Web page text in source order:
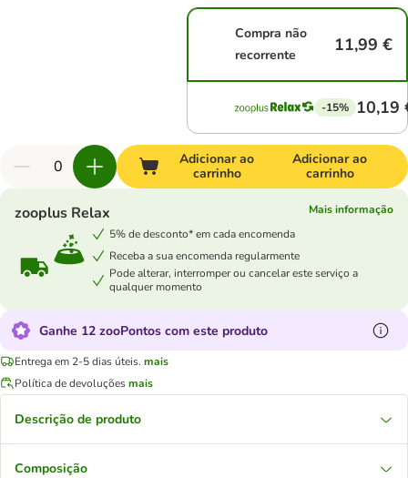
Compra não
recorrente
11,99 €
-15% 10,19
Adicionar ao
carrinho
Adicionar ao
carrinho
zooplus Relax
Mais informação
5% de desconto* em cada encomenda
Receba a sua encomenda regularmente
Pode alterar, interromper ou cancelar este serviço a
qualquer momento
Ganhe 12 zooPontos com este produto
Entrega em 2-5 dias úteis. mais
Política de devoluçõesmais
Descrição de produto
Composição